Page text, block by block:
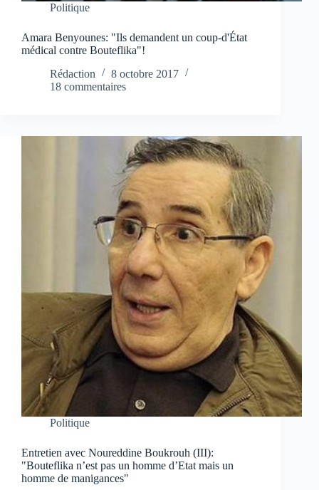
Politique
Amara Benyounes: "Ils demandent un coup-d'État
médical contre Bouteflika"!
Rédaction
8 octobre 2017
18 commentaires
Politique
Entretien avec Noureddine Boukrouh (III):
"Bouteflika n’est pas un homme d’Etat mais un
homme de manigances"